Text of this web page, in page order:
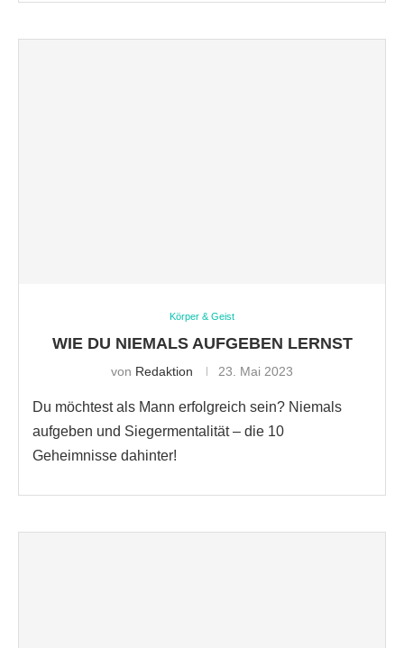
Körper & Geist
WIE DU NIEMALS AUFGEBEN LERNST
von Redaktion 23. Mai 2023
Du möchtest als Mann erfolgreich sein? Niemals
aufgeben und Siegermentalität – die 10
Geheimnisse dahinter!